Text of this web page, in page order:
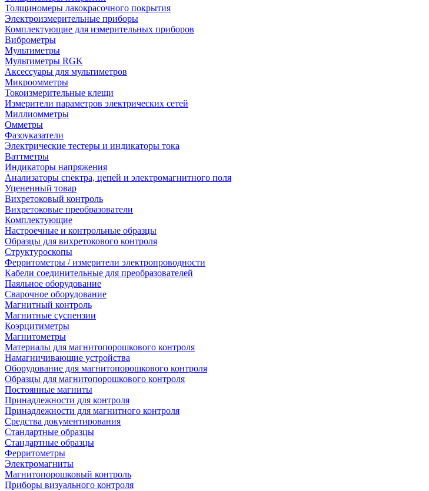
Толщиномеры лакокрасочного покрытия
Электроизмерительные приборы
Комплектующие для измерительных приборов
Виброметры
Мультиметры
Мультиметры RGK
Аксессуары для мультиметров
Микроомметры
Токоизмерительные клещи
Измерители параметров электрических сетей
Миллиомметры
Омметры
Фазоуказатели
Электрические тестеры и индикаторы тока
Ваттметры
Индикаторы напряжения
Анализаторы спектра, цепей и электромагнитного поля
Уцененный товар
Вихретоковый контроль
Вихретоковые преобразователи
Комплектующие
Настроечные и контрольные образцы
Образцы для вихретокового контроля
Структуроскопы
Ферритометры / измерители электропроводности
Кабели соединительные для преобразователей
Паяльное оборудование
Сварочное оборудование
Магнитный контроль
Магнитные суспензии
Коэрцитиметры
Магнитометры
Материалы для магнитопорошкового контроля
Намагничивающие устройства
Оборудование для магнитопорошкового контроля
Образцы для магнитопорошкового контроля
Постоянные магниты
Принадлежности для контроля
Принадлежности для магнитного контроля
Средства документирования
Стандартные образцы
Стандартные образцы
Ферритометры
Электромагниты
Магнитопорошковый контроль
Приборы визуального контроля